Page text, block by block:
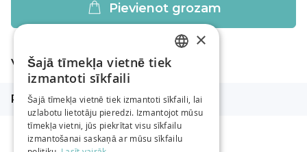
Pievienot grozam
Vairāk informācijas
informācijas
Platums mm 20
ENGLISH
×
Šajā tīmekļa vietnē tiek
izmantoti sīkfaili
Šajā tīmekļa vietnē tiek izmantoti sīkfaili, lai
uzlabotu lietotāju pieredzi. Izmantojot mūsu
tīmekļa vietni, jūs piekrītat visu sīkfailu
izmantošanai saskaņā ar mūsu sīkfailu